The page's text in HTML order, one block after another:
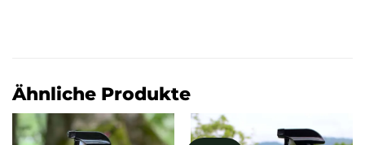
Ähnliche Produkte